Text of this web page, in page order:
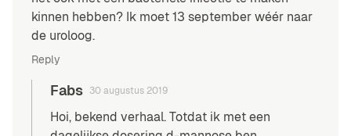
kinnen hebben? Ik moet 13 september wéér naar
de uroloog.
Reply
Fabs 30 augustus 2019
Hoi, bekend verhaal. Totdat ik met een